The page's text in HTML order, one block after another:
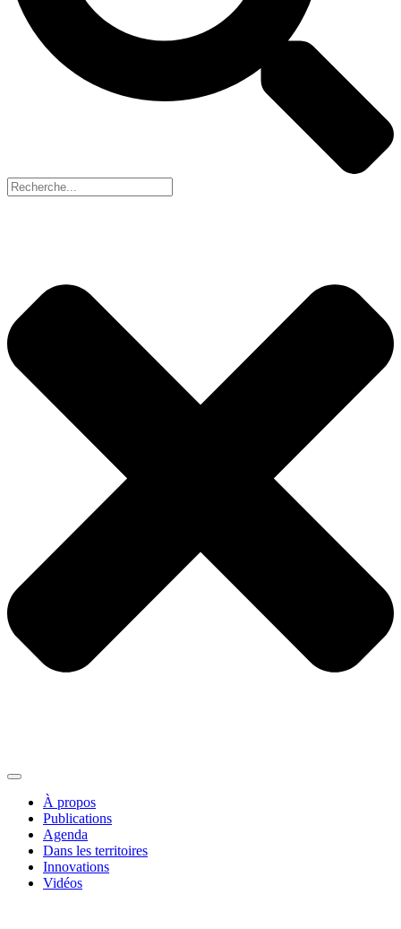
À propos
Publications
Agenda
Dans les territoires
Innovations
Vidéos